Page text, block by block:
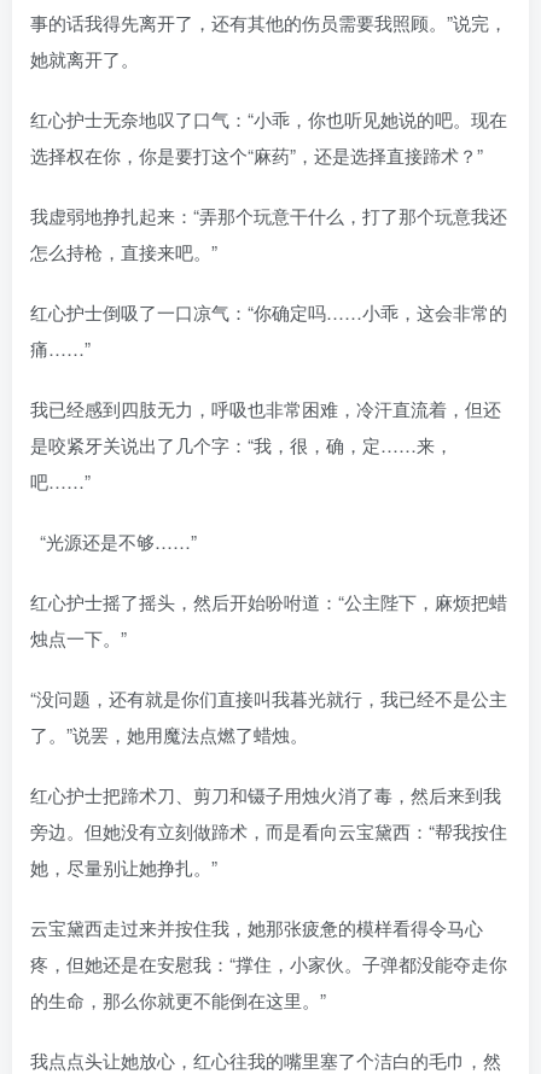
事的话我得先离开了，还有其他的伤员需要我照顾。”说完，
她就离开了。
红心护士无奈地叹了口气：“小乖，你也听见她说的吧。现在
选择权在你，你是要打这个“麻药”，还是选择直接蹄术？”
我虚弱地挣扎起来：“弄那个玩意干什么，打了那个玩意我还
怎么持枪，直接来吧。”
红心护士倒吸了一口凉气：“你确定吗……小乖，这会非常的
痛……”
我已经感到四肢无力，呼吸也非常困难，冷汗直流着，但还
是咬紧牙关说出了几个字：“我，很，确，定……来，
吧……”
“光源还是不够……”
红心护士摇了摇头，然后开始吩咐道：“公主陛下，麻烦把蜡
烛点一下。”
“没问题，还有就是你们直接叫我暮光就行，我已经不是公主
了。”说罢，她用魔法点燃了蜡烛。
红心护士把蹄术刀、剪刀和镊子用烛火消了毒，然后来到我
旁边。但她没有立刻做蹄术，而是看向云宝黛西：“帮我按住
她，尽量别让她挣扎。”
云宝黛西走过来并按住我，她那张疲惫的模样看得令马心
疼，但她还是在安慰我：“撑住，小家伙。子弹都没能夺走你
的生命，那么你就更不能倒在这里。”
我点点头让她放心，红心往我的嘴里塞了个洁白的毛巾，然